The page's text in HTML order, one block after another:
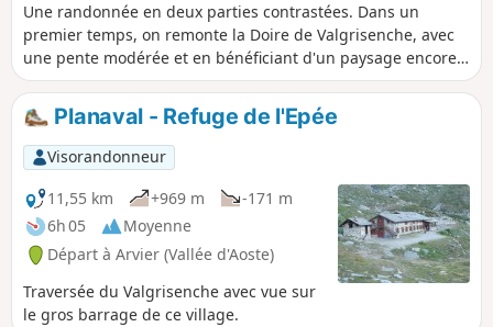
Une randonnée en deux parties contrastées. Dans un
premier temps, on remonte la Doire de Valgrisenche, avec
une pente modérée et en bénéficiant d'un paysage encore
verdoyant. A partir du refuge, on évolue dans un cadre
essentiellement minéral et la pente s'accentue jusqu'au
petit lac perché du Vuert. Belle ambiance de haute
montagne.
Planaval - Refuge de l'Epée
Visorandonneur
11,55 km
+969 m
-171 m
6h 05
Moyenne
Départ à Arvier (Vallée d'Aoste)
Traversée du Valgrisenche avec vue sur
le gros barrage de ce village.